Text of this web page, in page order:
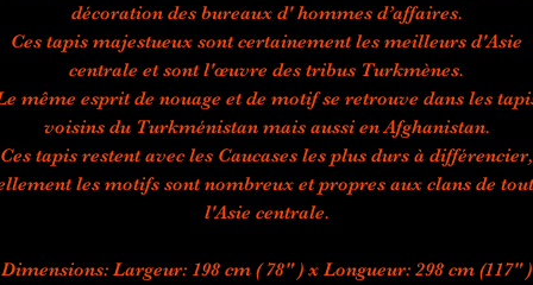
décoration des bureaux d' hommes d’affaires.
Ces tapis majestueux sont certainement les meilleurs d'Asie
centrale et sont l'œuvre des tribus Turkmènes.
même esprit de nouage et de motif se retrouve dans les
voisins du Turkménistan mais aussi en Afghanistan.
Ces tapis restent avec les Caucases les plus durs à différencier,
les motifs sont nombreux et propres aux clans de
l'Asie centrale.
Dimensions: Largeur: 198 cm ( 78" ) x Longueur: 298 cm (117" )